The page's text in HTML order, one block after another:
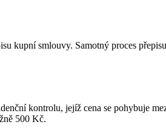
kupní smlouvy. Samotný proces
kontrolu, jejíž cena se pohybuje
500 Kč.